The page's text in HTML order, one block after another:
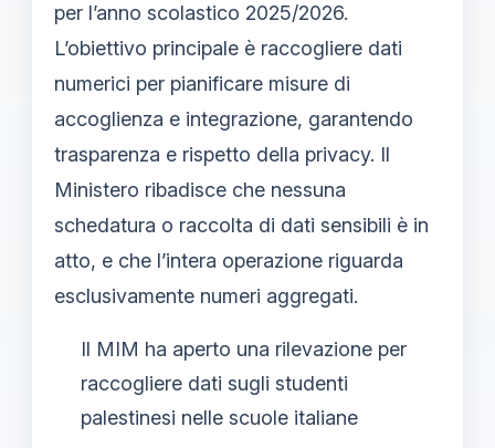
per l’anno scolastico 2025/2026.
L’obiettivo principale è raccogliere dati
numerici per pianificare misure di
accoglienza e integrazione, garantendo
trasparenza e rispetto della privacy. Il
Ministero ribadisce che nessuna
schedatura o raccolta di dati sensibili è in
atto, e che l’intera operazione riguarda
esclusivamente numeri aggregati.
Il MIM ha aperto una rilevazione per
raccogliere dati sugli studenti
palestinesi nelle scuole italiane